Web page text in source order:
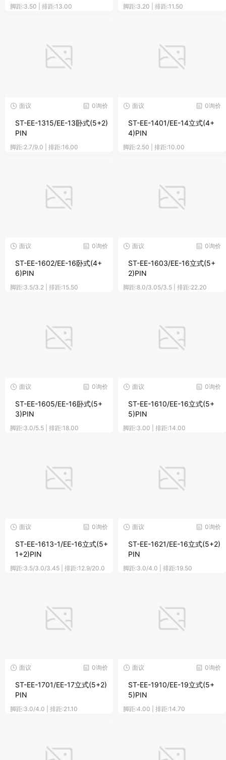
脚距:3.50 | 排距:13.00 脚距:3.20 | 排距:11.50
0询价
面议
ST-EE-1315/EE-13卧式(5+2)
PIN
脚距:2.7/9.0 | 排距:16.00
0询价
面议
ST-EE-1401/EE-14立式(4+
4)PIN
脚距:2.50 | 排距:10.00
0询价
面议
ST-EE-1602/EE-16卧式(4+
6)PIN
脚距:3.5/3.2 | 排距:15.50
0询价
面议
ST-EE-1603/EE-16立式(5+
2)PIN
脚距:8.0/3.05/3.5 | 排距:22.20
0询价
面议
ST-EE-1605/EE-16卧式(5+
3)PIN
脚距:3.0/5.5 | 排距:18.00
0询价
面议
ST-EE-1610/EE-16立式(5+
5)PIN
脚距:3.00 | 排距:14.00
0询价
面议
ST-EE-1613-1/EE-16立式(5+
1+2)PIN
脚距:3.5/3.0/3.45 | 排距:12.9/20.0
0询价
面议
ST-EE-1621/EE-16立式(5+2)
PIN
脚距:3.0/4.0 | 排距:19.50
0询价
面议
ST-EE-1701/EE-17立式(5+2)
PIN
脚距:3.0/4.0 | 排距:21.10
0询价
面议
ST-EE-1910/EE-19立式(5+
5)PIN
脚距:4.00 | 排距:14.70